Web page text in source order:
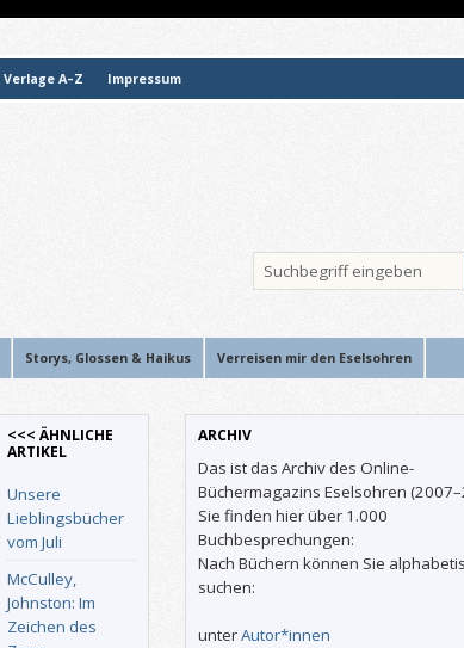
Verlage A–Z Impressum
Storys, Glossen & Haikus Verreisen mir den Eselsohren
<<< ÄHNLICHE
ARTIKEL
Unsere
Lieblingsbücher
vom Juli
McCulley,
Johnston: Im
Zeichen des
ARCHIV
Das ist das Archiv des Online-
Büchermagazins Eselsohren
Sie finden hier über 1.000
Buchbesprechungen:
Nach Büchern können Sie
suchen:
unterAutor*innen